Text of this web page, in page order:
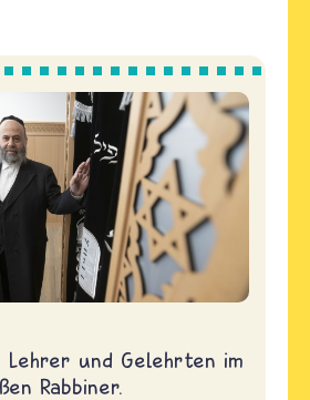
Lehrer und Gelehrten im
Rabbiner.